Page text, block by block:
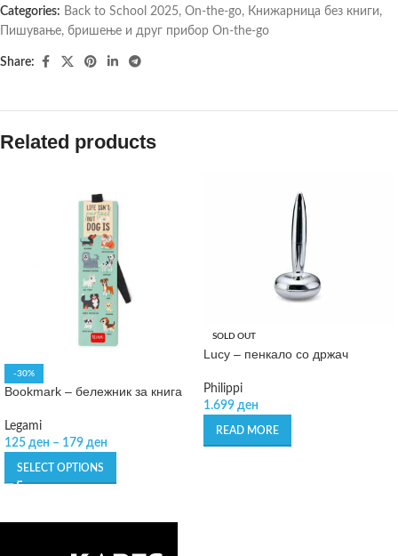
Categories: Back to School 2025, On-the-go, Книжарница без книги,
Пишување, бришење и друг прибор On-the-go
Share:
Related products
-30%
Bookmark – бележник за книга
Legami
125 ден – 179 ден
SELECT OPTIONS
SOLD OUT
Lucy – пенкало со држач
Philippi
1.699 ден
READ MORE